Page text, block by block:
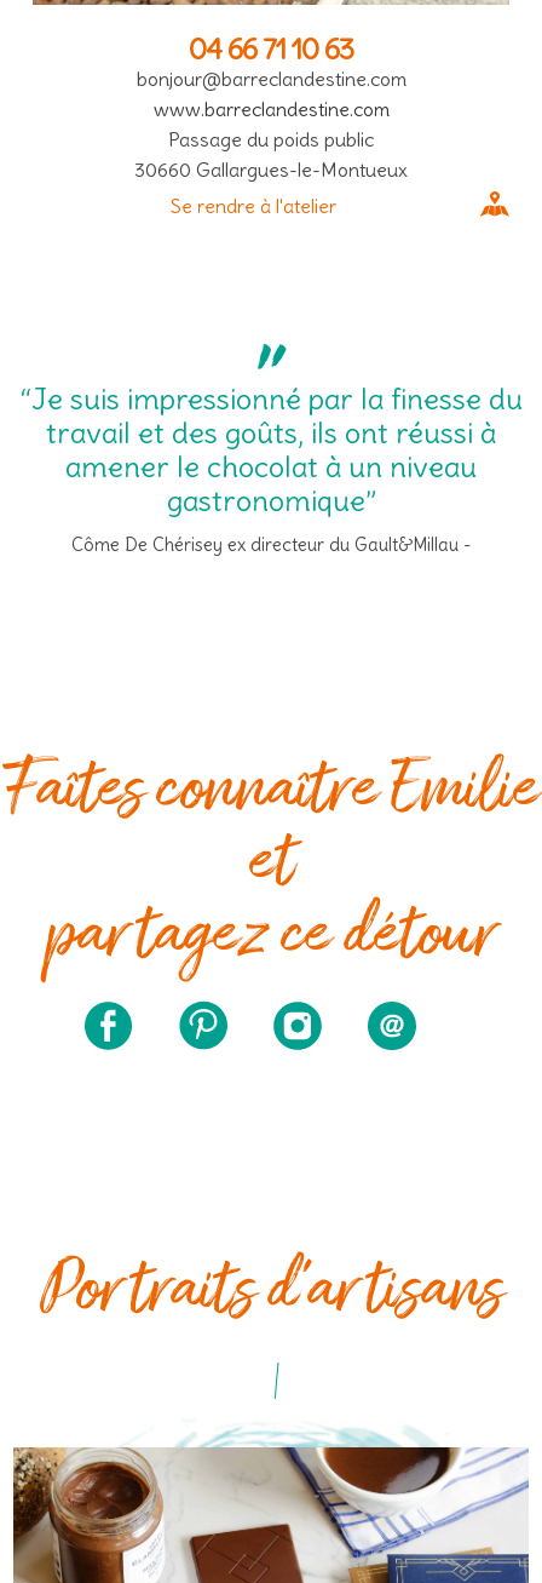
04 66 71 10 63
bonjour@barreclandestine.com
www.barreclandestine.com
Passage du poids public
30660 Gallargues-le-Montueux
Se rendre à l'atelier
“Je suis impressionné par la finesse du
travail et des goûts, ils ont réussi à
amener le chocolat à un niveau
gastronomique”
Côme De Chérisey ex directeur du Gault&Millau -
Faîtes connaître Emilie
et
partagez ce détour
Portraits d'artisans